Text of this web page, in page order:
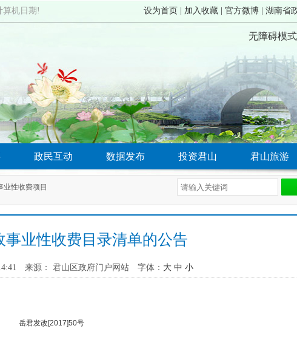
机日期! 设为首页 加入收藏 官方微博 湖南省
无障碍模式
政民互动 数据发布 投资君山 君山旅游
业性收费项目
事业性收费目录清单的公告
来源： 君山区政府门户网站 字体： 大 中 小
岳君发改[2017]50号